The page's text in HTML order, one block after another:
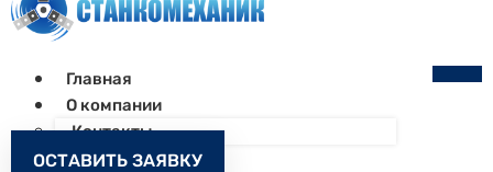
Главная
О компании
Контакты
Как заказать
ОСТАВИТЬ ЗАЯВКУ